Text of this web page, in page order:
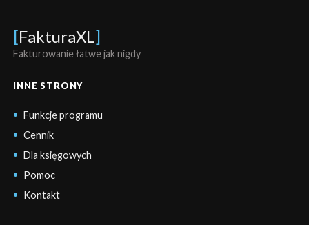
[FakturaXL]
Fakturowanie łatwe jak nigdy
INNE STRONY
Funkcje programu
Cennik
Dla księgowych
Pomoc
Kontakt